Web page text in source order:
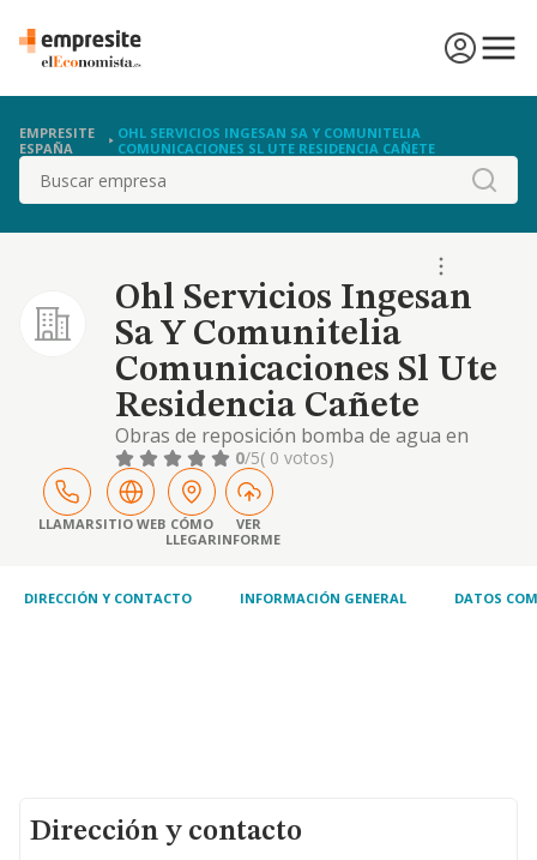
EMPRESITE
ESPAÑA
OHL SERVICIOS INGESAN SA Y COMUNITELIA
COMUNICACIONES SL UTE RESIDENCIA CAÑETE
Buscar
Ohl Servicios Ingesan
Sa Y Comunitelia
Comunicaciones Sl Ute
Residencia Cañete
Obras de reposición bomba de agua en
residencia de mayores.
0/5( 0 votos)
LLAMARSITIO WEB CÓMO
LLEGAR
VER
INFORME
DIRECCIÓN Y CONTACTO INFORMACIÓN GENERAL DATOS
Dirección y contacto